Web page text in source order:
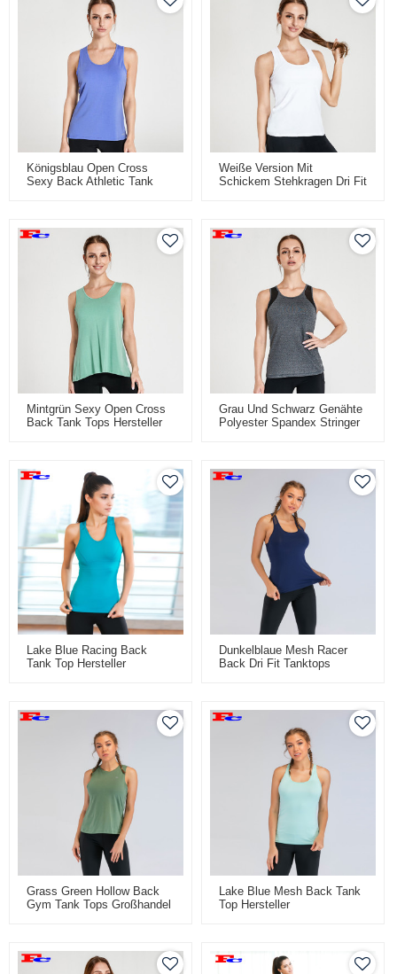
Königsblau Open Cross
Sexy Back Athletic Tank
Weiße Version Mit
Schickem Stehkragen Dri Fit
Mintgrün Sexy Open Cross
Back Tank Tops Hersteller
Grau Und Schwarz Genähte
Polyester Spandex Stringer
Lake Blue Racing Back
Tank Top Hersteller
Dunkelblaue Mesh Racer
Back Dri Fit Tanktops
Grass Green Hollow Back
Gym Tank Tops Großhandel
Lake Blue Mesh Back Tank
Top Hersteller